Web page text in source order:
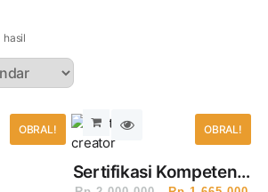
hasil
OBRAL! OBRAL!
Sertifikasi Kompetensi